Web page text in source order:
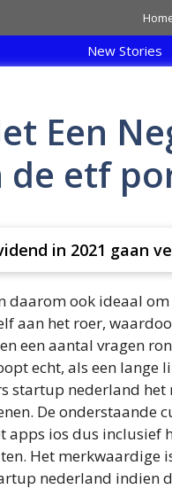
New Stories
Een
de etf
in 2021 gaan
daarom ook ideaal
aan het roer,
een aantal vragen
echt, als een lange
startup nederland
De onderstaande
ios dus inclusief
Het merkwaardige
nederland indien